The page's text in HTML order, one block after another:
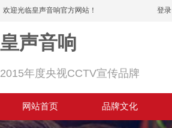
欢迎光临皇声音响官方网站！ 登录
皇声音响
2015年度央视CCTV宣传品牌
网站首页 品牌文化